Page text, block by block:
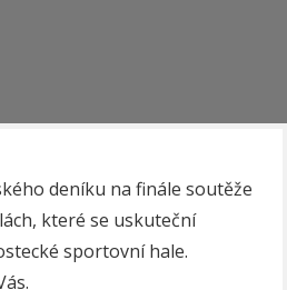
deníku na finále soutěže
které se uskuteční
sportovní hale.